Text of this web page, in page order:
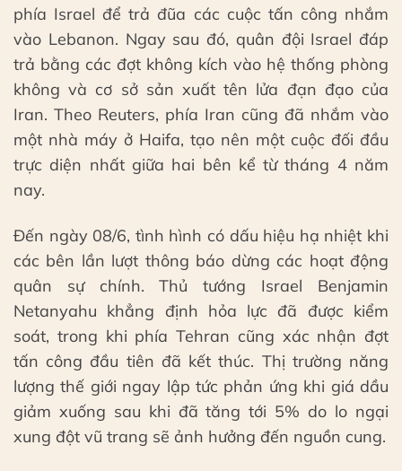
phía Israel để trả đũa các cuộc tấn công nhắm
vào Lebanon. Ngay sau đó, quân đội Israel đáp
trả bằng các đợt không kích vào hệ thống phòng
không và cơ sở sản xuất tên lửa đạn đạo của
Iran. Theo Reuters, phía Iran cũng đã nhắm vào
một nhà máy ở Haifa, tạo nên một cuộc đối đầu
trực diện nhất giữa hai bên kể từ tháng 4 năm
nay.
Đến ngày 08/6, tình hình có dấu hiệu hạ nhiệt khi
các bên lần lượt thông báo dừng các hoạt động
quân sự chính. Thủ tướng Israel Benjamin
Netanyahu khẳng định hỏa lực đã được kiểm
soát, trong khi phía Tehran cũng xác nhận đợt
tấn công đầu tiên đã kết thúc. Thị trường năng
lượng thế giới ngay lập tức phản ứng khi giá dầu
giảm xuống sau khi đã tăng tới 5% do lo ngại
xung đột vũ trang sẽ ảnh hưởng đến nguồn cung.